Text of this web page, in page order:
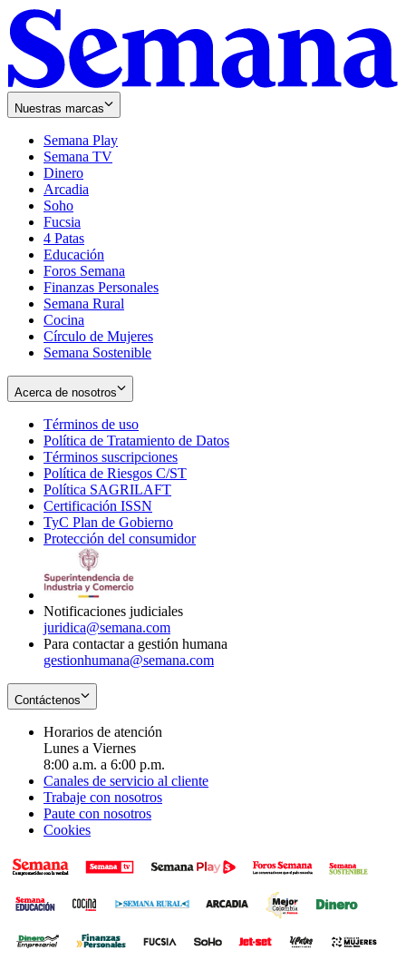
Nuestras marcas
Semana Play
Semana TV
Dinero
Arcadia
Soho
in
new
window
Fucsia
in
new
window
4 Patas
Educación
Foros Semana
Finanzas Personales
Semana Rural
Cocina
Círculo de Mujeres
Semana Sostenible
Acerca de nosotros
Términos de uso
in
new
window
Política de Tratamiento de Datos
Términos suscripciones
in
Política de Riesgos C/ST
Política SAGRILAFT
new
window
Certificación ISSN
in
new
TyC Plan de Gobierno
in
Protección del consumidorOpens
Notificaciones judiciales
juridica@semana.com
Para contactar a gestión humana
gestionhumana@semana.com
Contáctenos
Horarios de atención
Lunes a Viernes
8:00 a.m. a 6:00 p.m.
Canales de servicio al cliente
Trabaje con nosotros
Paute con nosotros
Cookies